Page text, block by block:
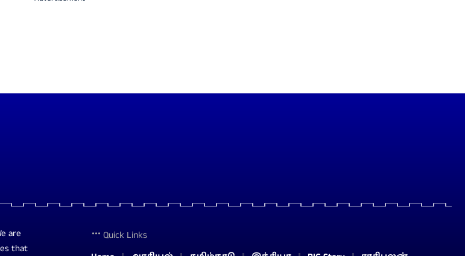
are
that
Quick Links